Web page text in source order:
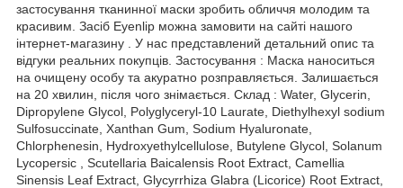
застосування тканинної маски зробить обличчя молодим та
красивим. Засіб Eyenlip можна замовити на сайті нашого
інтернет-магазину . У нас представлений детальний опис та
відгуки реальних покупців. Застосування : Маска наноситься
на очищену особу та акуратно розправляється. Залишається
на 20 хвилин, після чого знімається. Склад : Water, Glycerin,
Dipropylene Glycol, Polyglyceryl-10 Laurate, Diethylhexyl sodium
Sulfosuccinate, Xanthan Gum, Sodium Hyaluronate,
Chlorphenesin, Hydroxyethylcellulose, Butylene Glycol, Solanum
Lycopersic , Scutellaria Baicalensis Root Extract, Camellia
Sinensis Leaf Extract, Glycyrrhiza Glabra (Licorice) Root Extract,